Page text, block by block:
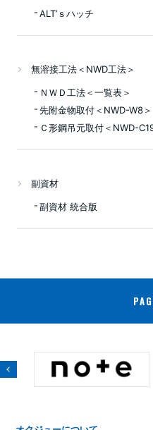
ALT’ｓハッチ
無溶接工法＜NWD工法＞
ＮＷＤ工法＜一覧表＞
先附金物取付＜NWD-W8＞
Ｃ形鋼吊元取付＜NWD-
副資材
副資材 統合版